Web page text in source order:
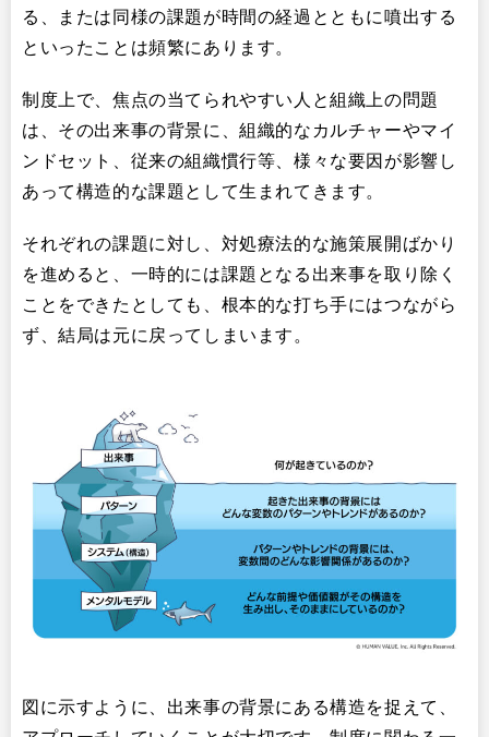
る、または同様の課題が時間の経過とともに噴出する
といったことは頻繁にあります。
制度上で、焦点の当てられやすい人と組織上の問題
は、その出来事の背景に、組織的なカルチャーやマイ
ンドセット、従来の組織慣行等、様々な要因が影響し
あって構造的な課題として生まれてきます。
それぞれの課題に対し、対処療法的な施策展開ばかり
を進めると、一時的には課題となる出来事を取り除く
ことをできたとしても、根本的な打ち手にはつながら
ず、結局は元に戻ってしまいます。
図に示すように、出来事の背景にある構造を捉えて、